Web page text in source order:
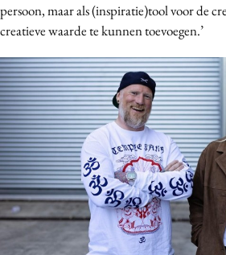
persoon, maar als (inspiratie)tool voor de
creatieve waarde te kunnen toevoegen.’